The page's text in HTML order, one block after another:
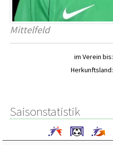
Mittelfeld
im Verein bis:
Herkunftsland:
Saisonstatistik